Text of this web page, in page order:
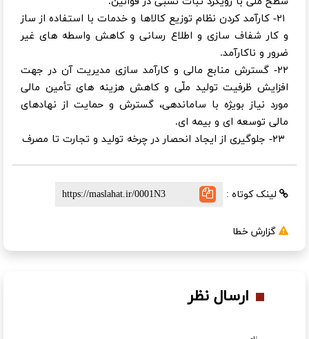
۲۱- کارآمد کردن نظام توزیع کالاها و خدمات با استفاده از ساز
و کار شفاف سازی و اطلاع رسانی و کاهش واسطه‌ های غیر
ضرور و ناکارآمد.
۲۲- گسترش منابع مالی و کارآمد سازی مدیریت آن در جهت
افزایش ظرفیت تولید ملّی و کاهش هزینه ‌های تأمین مالی
مورد نیاز بویژه با ساماندهی، گسترش و حمایت از نهادهای
مالی توسعه ‌ای و بیمه ‌ای.
لینک کوتاه :
گزارش خطا
ارسال نظر